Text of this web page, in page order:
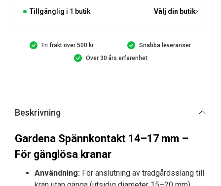
Tillgänglig i 1 butik Välj din butik
Fri frakt över 500 kr
Snabba leveranser
Över 30 års erfarenhet
Beskrivning
Gardena Spännkontakt 14–17 mm –
För gänglösa kranar
Användning: För anslutning av trädgårdsslang till